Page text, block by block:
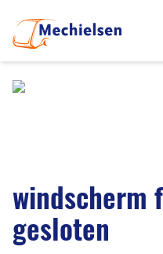
windscherm
gesloten